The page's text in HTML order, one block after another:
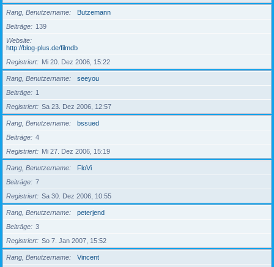
Rang, Benutzername
Butzemann
Beiträge
139
Website
http://blog-plus.de/filmdb
Registriert
Mi 20. Dez 2006, 15:22
Rang, Benutzername
seeyou
Beiträge
1
Registriert
Sa 23. Dez 2006, 12:57
Rang, Benutzername
bssued
Beiträge
4
Registriert
Mi 27. Dez 2006, 15:19
Rang, Benutzername
FloVi
Beiträge
7
Registriert
Sa 30. Dez 2006, 10:55
Rang, Benutzername
peterjend
Beiträge
3
Registriert
So 7. Jan 2007, 15:52
Rang, Benutzername
Vincent